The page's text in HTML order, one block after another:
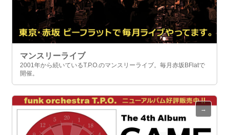
マンスリーライブ
2001年から続いているT.P.O.のマンスリーライブ。毎月赤坂BFlatで
開催。